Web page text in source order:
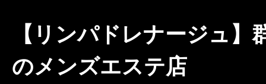
北海道・東北版 九州・沖縄版
無料会員登録
【リンパドレナージュ】
のメンズエステ店